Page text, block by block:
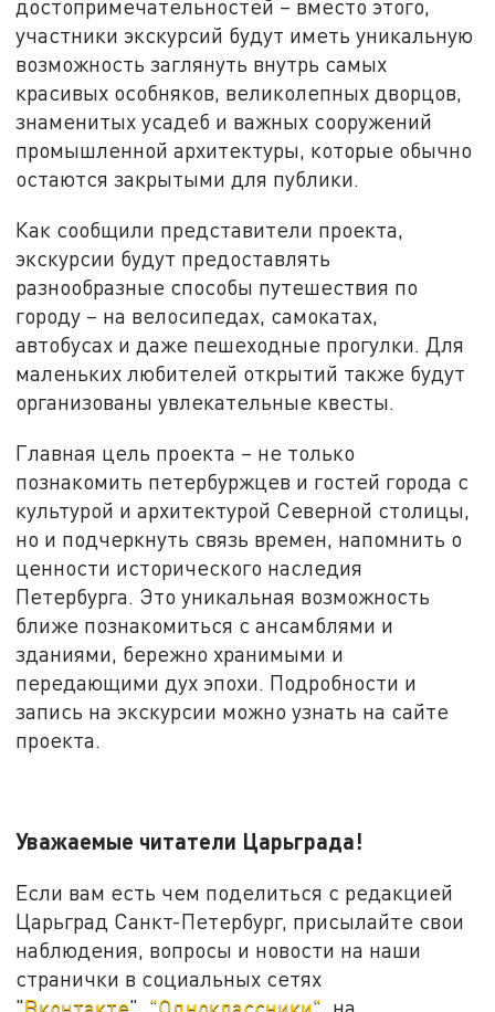
достопримечательностей – вместо этого,
участники экскурсий будут иметь уникальную
возможность заглянуть внутрь самых
красивых особняков, великолепных дворцов,
знаменитых усадеб и важных сооружений
промышленной архитектуры, которые обычно
остаются закрытыми для публики.
Как сообщили представители проекта,
экскурсии будут предоставлять
разнообразные способы путешествия по
городу – на велосипедах, самокатах,
автобусах и даже пешеходные прогулки. Для
маленьких любителей открытий также будут
организованы увлекательные квесты.
Главная цель проекта – не только
познакомить петербуржцев и гостей города с
культурой и архитектурой Северной столицы,
но и подчеркнуть связь времен, напомнить о
ценности исторического наследия
Петербурга. Это уникальная возможность
ближе познакомиться с ансамблями и
зданиями, бережно хранимыми и
передающими дух эпохи. Подробности и
запись на экскурсии можно узнать на сайте
проекта.
Уважаемые читатели Царьграда!
Если вам есть чем поделиться с редакцией
Царьград Санкт-Петербург, присылайте свои
наблюдения, вопросы и новости на наши
странички в социальных сетях